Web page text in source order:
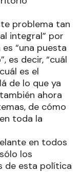
problema tan
integral” por
“una puesta
es decir, “cuál
es el
de lo que ya
ahora
de cómo
toda la
en todos
los
de esta política